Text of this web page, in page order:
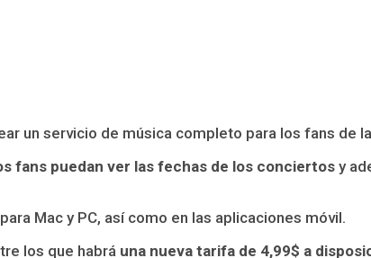
un servicio de música completo para los fans de
fans puedan ver las fechas de los conciertos y
Mac y PC, así como en las aplicaciones móvil.
los que habrá una nueva tarifa de 4,99$ a